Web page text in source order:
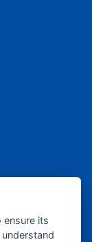
ensure its